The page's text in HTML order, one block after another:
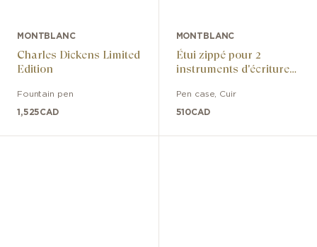
MONTBLANC
Charles Dickens Limited
Edition
Fountain pen
1,525CAD
MONTBLANC
Étui zippé pour 2
instruments d'écriture
Pen case Cuir
510CAD